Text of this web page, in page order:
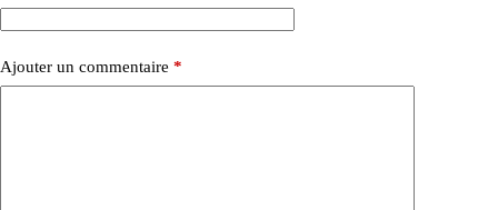
Ajouter un commentaire *